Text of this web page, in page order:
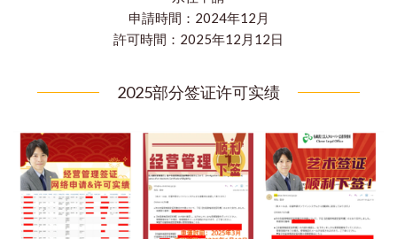
申請時間：2024年12月
​許可時間：2025年12月12日
2025部分签证许可实绩